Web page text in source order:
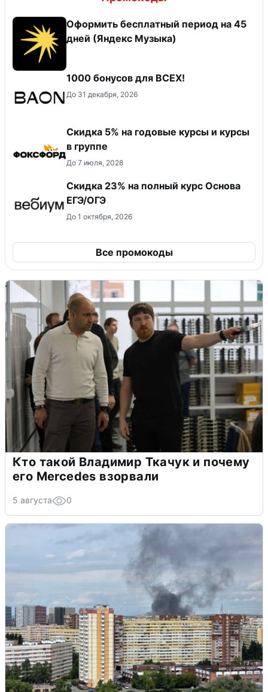
Оформить бесплатный период на 45
дней (Яндекс Музыка)
1000 бонусов для ВСЕХ!
До 31 декабря, 2026
Скидка 5% на годовые курсы и курсы
в группе
До 7 июля, 2028
Скидка 23% на полный курс Основа
ЕГЭ/ОГЭ
До 1 октября, 2026
Все промокоды
Кто такой Владимир Ткачук и почему
его Mercedes взорвали
5 августа 0